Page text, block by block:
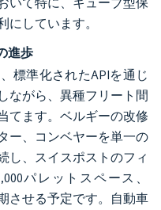
しています。
進歩
標準化されたAPIを通じ
ながら、異種フリート間
てます。ベルギーの改修
ー、コンベヤーを単一の
し、スイスポストのフィ
パレットスペース、
させる予定です。自動車